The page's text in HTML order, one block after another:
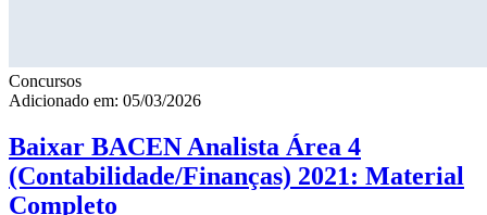
Concursos
Adicionado em: 05/03/2026
Baixar BACEN Analista Área 4
(Contabilidade/Finanças) 2021: Material
Completo